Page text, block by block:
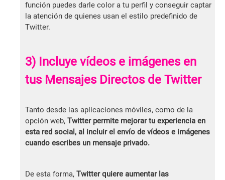
función puedes darle color a tu perfil y conseguir captar
la atención de quienes usan el estilo predefinido de
Twitter.
3) Incluye vídeos e imágenes en
tus Mensajes Directos de Twitter
Tanto desde las aplicaciones móviles, como de la
opción web, Twitter permite mejorar tu experiencia en
esta red social, al incluir el envío de vídeos e imágenes
cuando escribes un mensaje privado.
De esta forma, Twitter quiere aumentar las